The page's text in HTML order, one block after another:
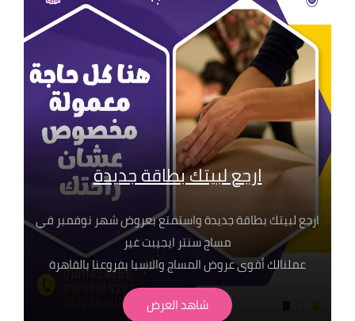
ارجع لبيتك بطاقة جديدة
ارجع لبيتك بطاقة جديدة واستمتع بعروض شهر نوفمبر في
مساج سنتر ايجيبت غير
عملنالك أقوى عروض المساج والاسبا بفروعنا بالقاهرة
■ جلسة مساج تبدأ من 449 ج بس
شاهد العرض